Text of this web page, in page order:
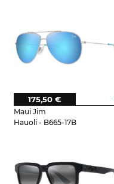
Maui Jim
Hauoli - B665-17B
175,50 €